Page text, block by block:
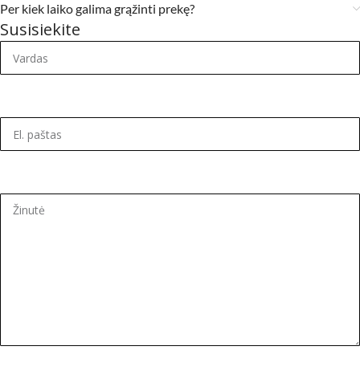
Per kiek laiko galima grąžinti prekę?
Susisiekite